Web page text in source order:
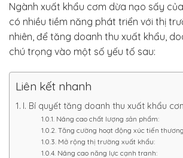
Ngành xuất khẩu cơm dừa nạo sấy
có nhiều tiềm năng phát triển với thị
nhiên, để tăng doanh thu xuất khẩu,
chú trọng vào một số yếu tố sau:
Liên kết nhanh
I. Bí quyết tăng doanh thu xuất khẩu
Nâng cao chất lượng sản phẩm:
Tăng cường hoạt động xúc tiến
Mở rộng thị trường xuất khẩu:
Nâng cao năng lực cạnh tranh: